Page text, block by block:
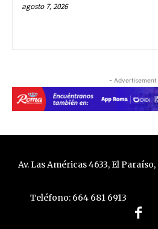
agosto 7, 2026
- Advertisement
Av. Las Américas 4633, El Paraíso,
Teléfono: 664 681 6913